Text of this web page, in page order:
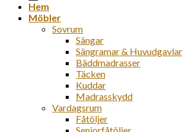
Hem
Möbler
Sovrum
Sängar
Sängramar & Huvudgavlar
Bäddmadrasser
Täcken
Kuddar
Madrasskydd
Vardagsrum
Fåtöljer